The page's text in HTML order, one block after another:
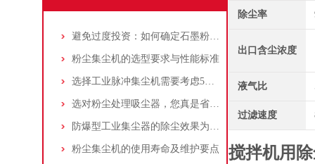
避免过度投资：如何确定石墨粉尘除尘器的合理价格区间
粉尘集尘机的选型要求与性能标准
选择工业脉冲集尘机需要考虑5大因素,你都了解吗?
选对粉尘处理吸尘器，您真是省了很多事！
防爆型工业集尘器的除尘效果为何不佳？
粉尘集尘机的使用寿命及维护要点
除尘率
出口含尘浓度
液气比
过滤速度
搅拌机用